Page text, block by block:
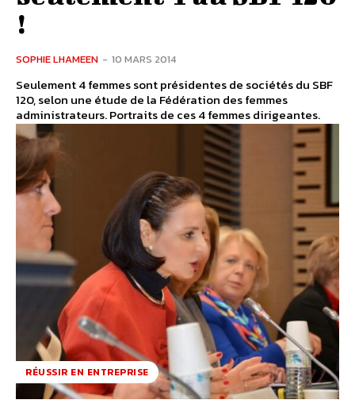
!
SOPHIE LHAMEEN - 10 MARS 2014
Seulement 4 femmes sont présidentes de sociétés du SBF
120, selon une étude de la Fédération des femmes
administrateurs. Portraits de ces 4 femmes dirigeantes.
RÉUSSIR EN ENTREPRISE